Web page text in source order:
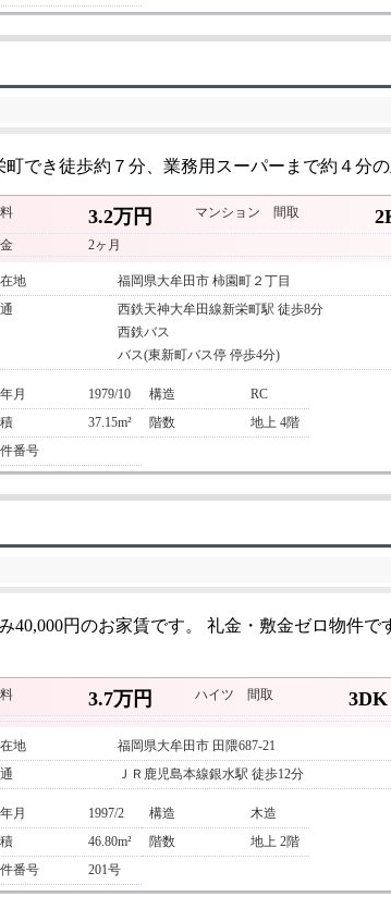
でき徒歩約７分、業務用スーパーまで約４分の
3.2万円 マンション 間取
2ヶ月
地
福岡県大牟田市 柿園町２丁目
西鉄天神大牟田線新栄町駅 徒歩8分
西鉄バス
バス(東新町バス停 停歩4分)
月 1979/10 構造
RC
37.15m² 階数
地上 4階
番号
40,000円のお家賃です。 礼金・敷金ゼロ物件
3.7万円 ハイツ 間取 3DK
地
福岡県大牟田市 田隈687-21
ＪＲ鹿児島本線銀水駅 徒歩12分
月 1997/2 構造
木造
46.80m² 階数
地上 2階
番号
201号